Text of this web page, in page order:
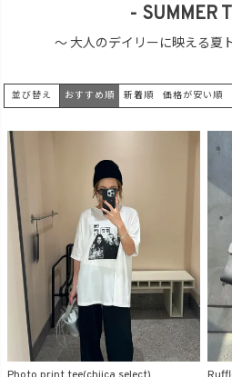
ORIGINAL
価格（税込）
〜
- SUMMER
～ 大人のデイリーに映える夏
並び替え おすすめ順 新着順 価格が安い順